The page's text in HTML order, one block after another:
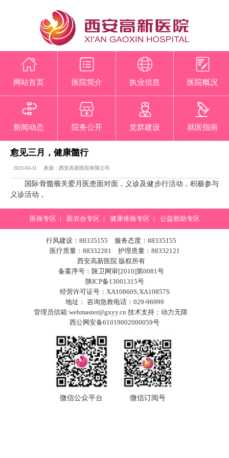
网站首页 医院简介 执业信息 医院概况
新闻动态 院务公开 党群建设 就医指南
愈见三月，健康髓行
2023-03-31 来源：西安高新医院有限公司
国际骨髓瘤关爱月医患面对面，义诊及健步行活动，积极参与
义诊活动，
医保专区 | 新农合专区 | 健康体验专区 | 公益救助专区
行风建设：88335155 服务态度：88335155
医疗质量：88332281 护理质量：88332121
西安高新医院 版权所有
备案序号：陕卫网审[2010]第0081号
陕ICP备13001315号
经营许可证号：XA10860S;XA10857S
地址： 咨询急救电话：029-96999
管理员信箱:webmaster@gxyy.cn 技术支持： 动力无限
西公网安备61019002000059号
微信公众平台 微信订阅号